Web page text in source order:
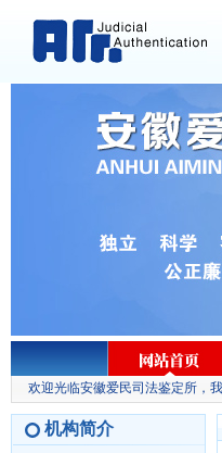
欢迎光临安徽爱民司法鉴定所，
机构简介